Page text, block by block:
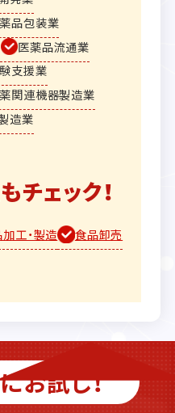
品包装業
医薬品流通業
支援業
関連機器製造業
造業
チェック！
工・製造
食品卸売
お試し！